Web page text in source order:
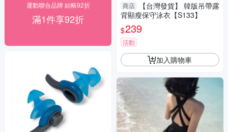
運動聯合品牌 結帳92折
滿1件享92折
商店
【台灣發貨】 韓版吊帶露
背顯瘦保守泳衣【S133】
$239
活動
加入購物車